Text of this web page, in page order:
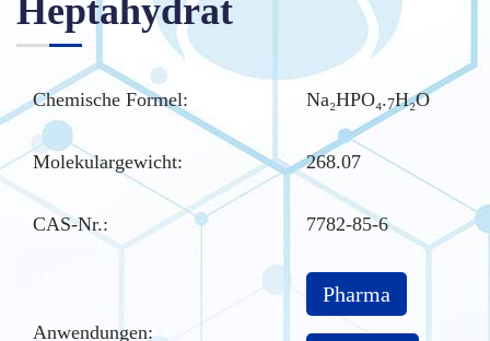
Heptahydrat
Chemische Formel: Na₂HPO₄.7H₂O
Molekulargewicht: 268.07
CAS-Nr.: 7782-85-6
Anwendungen:
Pharma